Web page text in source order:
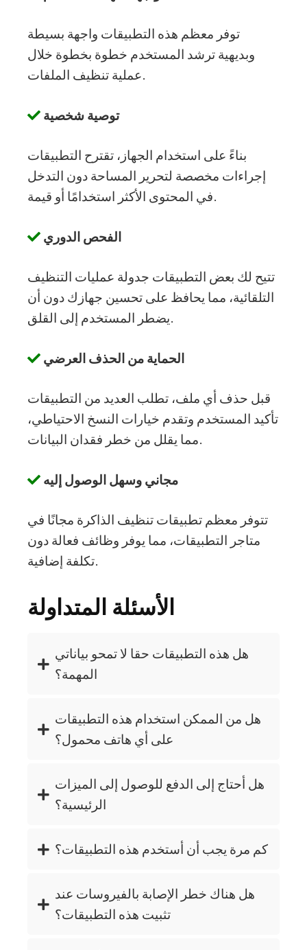
توفر معظم هذه التطبيقات واجهة بسيطة
وبديهية ترشد المستخدم خطوة بخطوة خلال
عملية تنظيف الملفات.
توصية شخصية
بناءً على استخدام الجهاز، تقترح التطبيقات
إجراءات مخصصة لتحرير المساحة دون التدخل
في المحتوى الأكثر استخدامًا أو قيمة.
الفحص الدوري
تتيح لك بعض التطبيقات جدولة عمليات التنظيف
التلقائية، مما يحافظ على تحسين جهازك دون أن
يضطر المستخدم إلى القلق.
الحماية من الحذف العرضي
قبل حذف أي ملف، تطلب العديد من التطبيقات
تأكيد المستخدم وتقدم خيارات النسخ الاحتياطي،
مما يقلل من خطر فقدان البيانات.
مجاني وسهل الوصول إليه
تتوفر معظم تطبيقات تنظيف الذاكرة مجانًا في
متاجر التطبيقات، مما يوفر وظائف فعالة دون
تكلفة إضافية.
الأسئلة المتداولة
هل هذه التطبيقات حقا لا تمحو بياناتي
المهمة؟
هل من الممكن استخدام هذه التطبيقات
على أي هاتف محمول؟
هل أحتاج إلى الدفع للوصول إلى الميزات
الرئيسية؟
كم مرة يجب أن أستخدم هذه التطبيقات؟
هل هناك خطر الإصابة بالفيروسات عند
تثبيت هذه التطبيقات؟